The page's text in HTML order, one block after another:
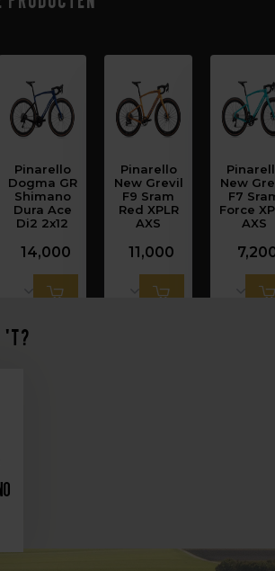
Pinarello
Dogma GR
Shimano
Dura Ace
Di2 2x12
14,000
Pinarello
New Grevil
F9 Sram
Red XPLR
AXS
11,000
New
F7
Force
AXS
't?